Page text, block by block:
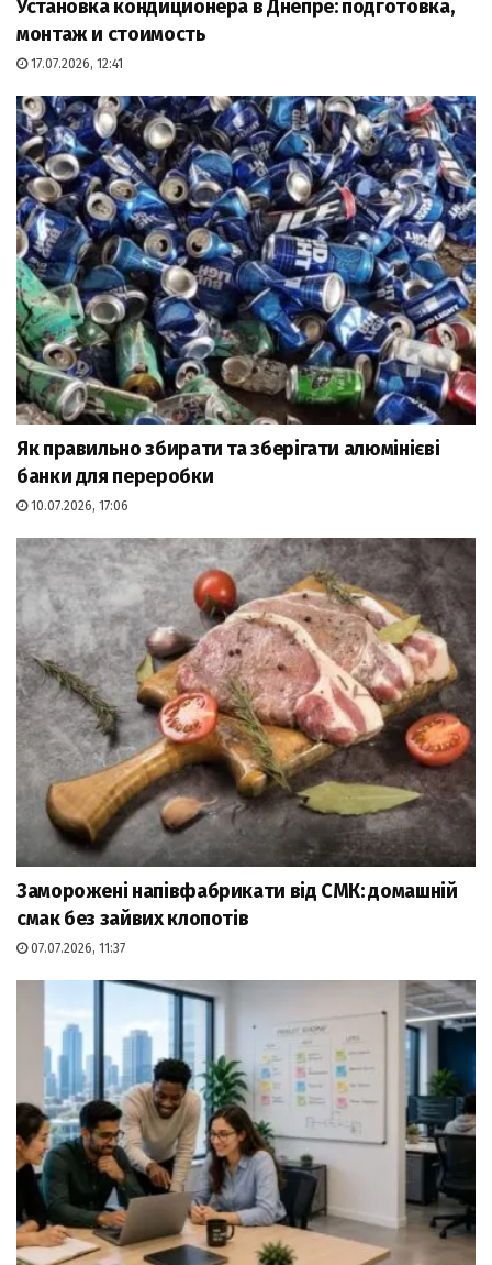
Установка кондиционера в Днепре: подготовка,
монтаж и стоимость
17.07.2026, 12:41
Як правильно збирати та зберігати алюмінієві
банки для переробки
10.07.2026, 17:06
Заморожені напівфабрикати від СМК: домашній
смак без зайвих клопотів
07.07.2026, 11:37